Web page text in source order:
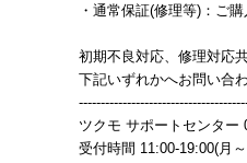
・通常保証(修理等)：ご購
初期不良対応、修理対応
下記いずれかへお問い合
ツクモ サポートセンター
受付時間 11:00-19:00(月